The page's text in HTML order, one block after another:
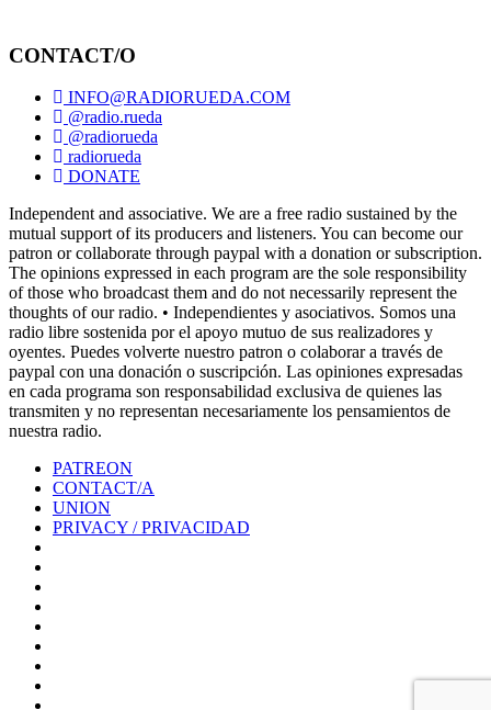
CONTACT/O
INFO@RADIORUEDA.COM
@radio.rueda
@radiorueda
radiorueda
DONATE
Independent and associative. We are a free radio sustained by the
mutual support of its producers and listeners. You can become our
patron or collaborate through paypal with a donation or subscription.
The opinions expressed in each program are the sole responsibility
of those who broadcast them and do not necessarily represent the
thoughts of our radio. • Independientes y asociativos. Somos una
radio libre sostenida por el apoyo mutuo de sus realizadores y
oyentes. Puedes volverte nuestro patron o colaborar a través de
paypal con una donación o suscripción. Las opiniones expresadas
en cada programa son responsabilidad exclusiva de quienes las
transmiten y no representan necesariamente los pensamientos de
nuestra radio.
PATREON
CONTACT/A
UNION
PRIVACY / PRIVACIDAD